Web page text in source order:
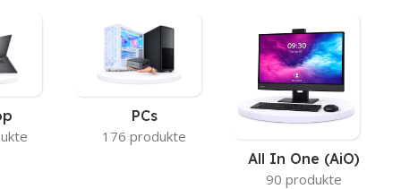
PCs
176 produkte
All In One (AiO)
90 produkte